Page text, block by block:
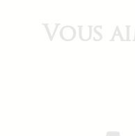
Vous